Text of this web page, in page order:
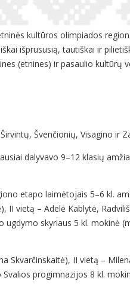
kultūros olimpiados
išprususią, tautiškai ir
(etnines) ir pasaulio kultūrų
Švenčionių, Visagino ir
dalyvavo 9–12 klasių
etapo laimėtojais 5–6 kl.
II vietą – Adelė Kablytė,
ugdymo skyriaus 5 kl. mokinė
Skvarčinskaitė), II vietą –
progimnazijos 8 kl.